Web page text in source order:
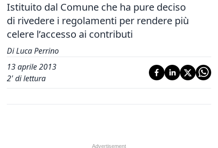
Istituito dal Comune che ha pure deciso
di rivedere i regolamenti per rendere più
celere l’accesso ai contributi
Di Luca Perrino
13 aprile 2013
2' di lettura